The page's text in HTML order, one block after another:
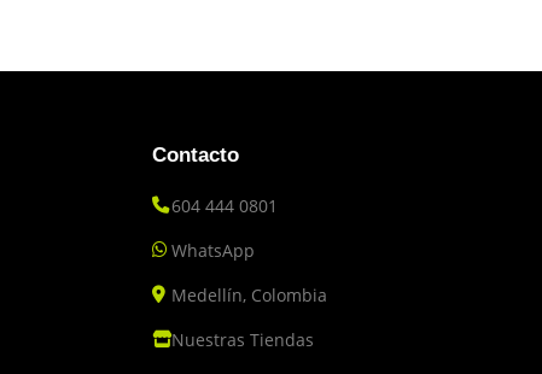
Contacto
604 444 0801
WhatsApp
Medellín, Colombia
Nuestras Tiendas